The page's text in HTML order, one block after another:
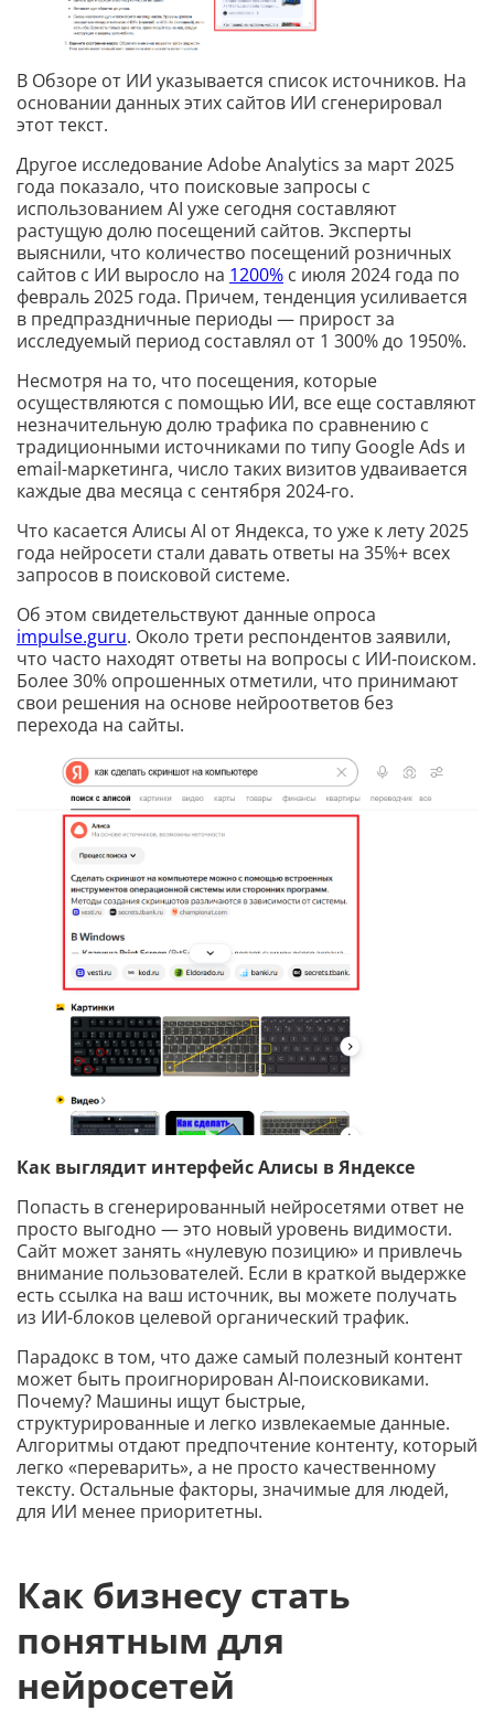
В Обзоре от ИИ указывается список источников. На
основании данных этих сайтов ИИ сгенерировал
этот текст.
Другое исследование Adobe Analytics за март 2025
года показало, что поисковые запросы с
использованием AI уже сегодня составляют
растущую долю посещений сайтов. Эксперты
выяснили, что количество посещений розничных
сайтов с ИИ выросло на 1200% с июля 2024 года по
февраль 2025 года. Причем, тенденция усиливается
в предпраздничные периоды — прирост за
исследуемый период составлял от 1 300% до 1950%.
Несмотря на то, что посещения, которые
осуществляются с помощью ИИ, все еще составляют
незначительную долю трафика по сравнению с
традиционными источниками по типу Google Ads и
email-маркетинга, число таких визитов удваивается
каждые два месяца с сентября 2024-го.
Что касается Алисы AI от Яндекса, то уже к лету 2025
года нейросети стали давать ответы на 35%+ всех
запросов в поисковой системе.
Об этом свидетельствуют данные опроса
impulse.guru. Около трети респондентов заявили,
что часто находят ответы на вопросы с ИИ-поиском.
Более 30% опрошенных отметили, что принимают
свои решения на основе нейроответов без
перехода на сайты.
Как выглядит интерфейс Алисы в Яндексе
Попасть в сгенерированный нейросетями ответ не
просто выгодно — это новый уровень видимости.
Сайт может занять «нулевую позицию» и привлечь
внимание пользователей. Если в краткой выдержке
есть ссылка на ваш источник, вы можете получать
из ИИ-блоков целевой органический трафик.
Парадокс в том, что даже самый полезный контент
может быть проигнорирован AI-поисковиками.
Почему? Машины ищут быстрые,
структурированные и легко извлекаемые данные.
Алгоритмы отдают предпочтение контенту, который
легко «переварить», а не просто качественному
тексту. Остальные факторы, значимые для людей,
для ИИ менее приоритетны.
Как бизнесу стать
понятным для
нейросетей